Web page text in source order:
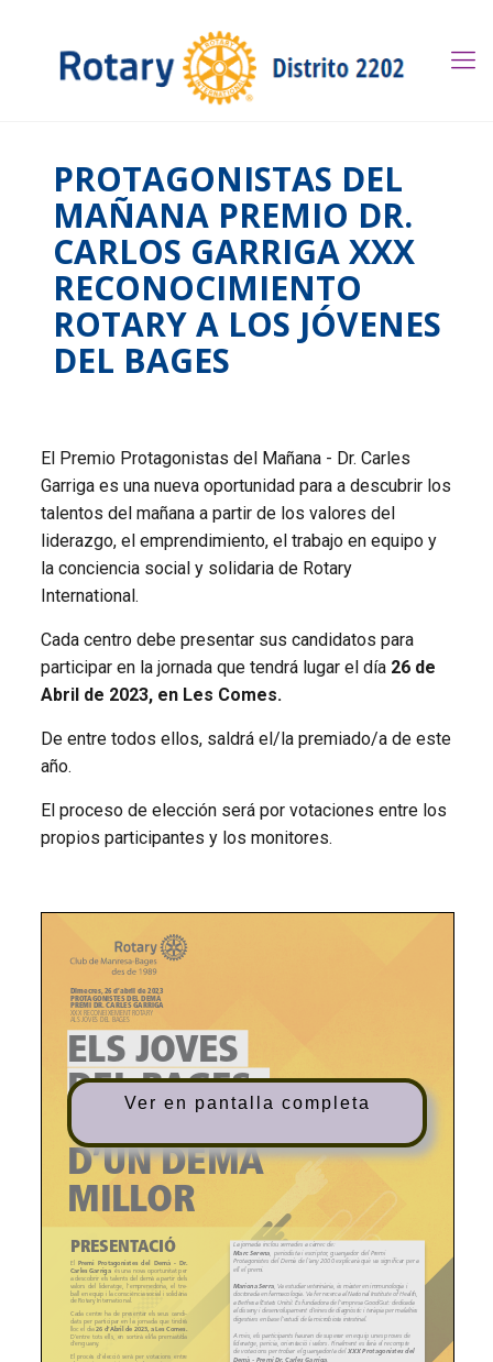
PROTAGONISTAS DEL
MAÑANA PREMIO DR.
CARLOS GARRIGA XXX
RECONOCIMIENTO
ROTARY A LOS JÓVENES
DEL BAGES
El Premio Protagonistas del Mañana - Dr. Carles
Garriga es una nueva oportunidad para a descubrir los
talentos del mañana a partir de los valores del
liderazgo, el emprendimiento, el trabajo en equipo y
la conciencia social y solidaria de Rotary
International.
Cada centro debe presentar sus candidatos para
participar en la jornada que tendrá lugar el día26 de
Abril de 2023, en Les Comes.
De entre todos ellos, saldrá el/la premiado/a de este
año.
El proceso de elección será por votaciones entre los
propios participantes y los monitores.
Ver en pantalla completa